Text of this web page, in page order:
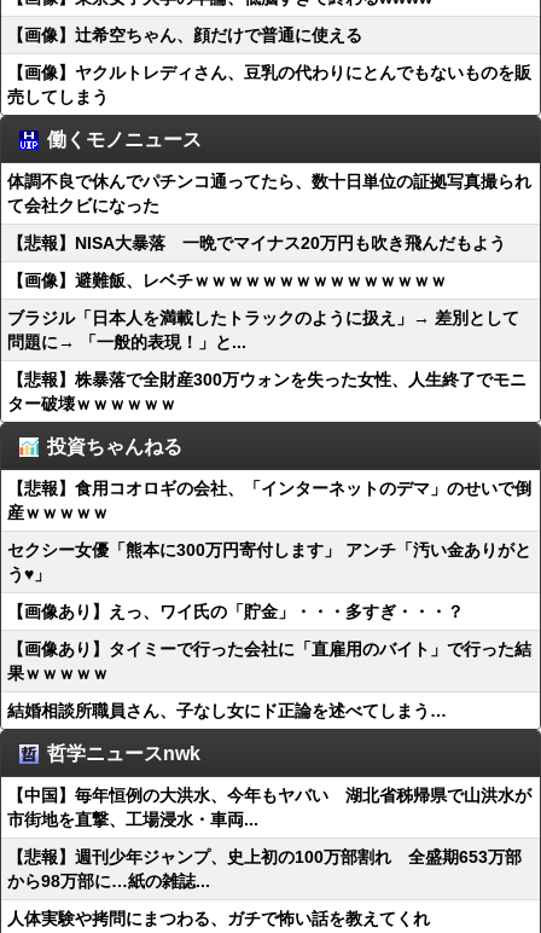
【画像】辻希空ちゃん、顔だけで普通に使える
【画像】ヤクルトレディさん、豆乳の代わりにとんでもないものを販
売してしまう
働くモノニュース
体調不良で休んでパチンコ通ってたら、数十日単位の証拠写真撮られ
て会社クビになった
【悲報】NISA大暴落 一晩でマイナス20万円も吹き飛んだもよう
【画像】避難飯、レベチｗｗｗｗｗｗｗｗｗｗｗｗｗｗｗ
ブラジル「日本人を満載したトラックのように扱え」→ 差別として
問題に→ 「一般的表現！」と...
【悲報】株暴落で全財産300万ウォンを失った女性、人生終了でモニ
ター破壊ｗｗｗｗｗｗ
投資ちゃんねる
【悲報】食用コオロギの会社、「インターネットのデマ」のせいで倒
産ｗｗｗｗｗ
セクシー女優「熊本に300万円寄付します」 アンチ「汚い金ありがと
う♥」
【画像あり】えっ、ワイ氏の「貯金」・・・多すぎ・・・？
【画像あり】タイミーで行った会社に「直雇用のバイト」で行った結
果ｗｗｗｗｗ
結婚相談所職員さん、子なし女にド正論を述べてしまう…
哲学ニュースnwk
【中国】毎年恒例の大洪水、今年もヤバい 湖北省秭帰県で山洪水が
市街地を直撃、工場浸水・車両...
【悲報】週刊少年ジャンプ、史上初の100万部割れ 全盛期653万部
から98万部に…紙の雑誌...
人体実験や拷問にまつわる、ガチで怖い話を教えてくれ